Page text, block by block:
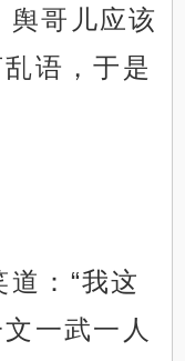
舆哥儿应该
语，于是
：“我这
一武一人